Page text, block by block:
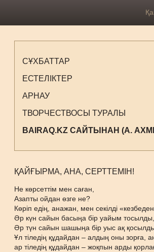
СҰХБАТТАР
ЕСТЕЛІКТЕР
АРНАУ
ТВОРЧЕСТВОСЫ ТУРАЛЫ
BAIRAQ.KZ САЙТЫНАН (А.
ҚАЙҒЫРМА, АНА, СЕРТТЕМІН!
Не көрсеттім мен саған,
Азапты ойдан өзге не?
Көріп едің, анажан, мен секілді
Әр күн сайын басыңа бір уайым тосылды,
Әр түн сайын шашыңа бір уыс ақ
Ұл тіледің құдайдан – алдың оны зорға,
ар тіледің құдайдан – жоқпын арды